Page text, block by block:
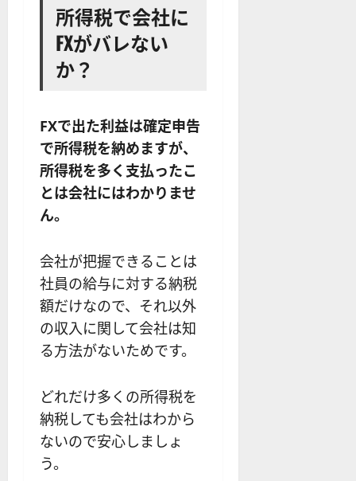
所得税で会社に
FXがバレない
か？
FXで出た利益は確定申告
で所得税を納めますが、
所得税を多く支払ったこ
とは会社にはわかりませ
ん。
会社が把握できることは
社員の給与に対する納税
額だけなので、それ以外
の収入に関して会社は知
る方法がないためです。
どれだけ多くの所得税を
納税しても会社はわから
ないので安心しましょ
う。